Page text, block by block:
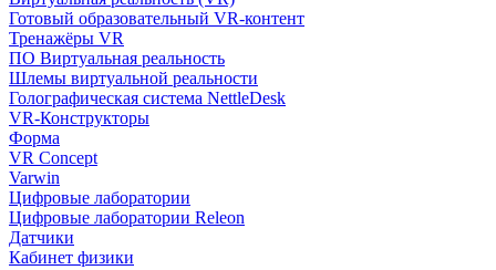
Готовый образовательный VR-контент
Тренажёры VR
ПО Виртуальная реальность
Шлемы виртуальной реальности
Голографическая система NettleDesk
VR-Конструкторы
Форма
VR Concept
Varwin
Цифровые лаборатории
Цифровые лаборатории Releon
Датчики
Кабинет физики